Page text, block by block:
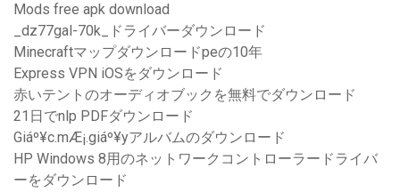
Mods free apk download
_dz77gal-70k_ドライバーダウンロード
Minecraftマップダウンロードpeの10年
Express VPN iOSをダウンロード
赤いテントのオーディオブックを無料でダウンロード
21日でnlp PDFダウンロード
Giáº¥c.mÆ¡.giáº¥yアルバムのダウンロード
HP Windows 8用のネットワークコントローラードライバ
ーをダウンロード